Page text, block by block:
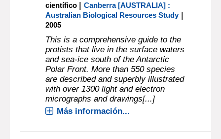
científico |Canberra [AUSTRALIA] :
Australian Biological Resources Study|
2005
This is a comprehensive guide to the
protists that live in the surface waters
and sea-ice south of the Antarctic
Polar Front. More than 550 species
are described and superbly illustrated
with over 1300 light and electron
micrographs and drawings[...]
Más información...